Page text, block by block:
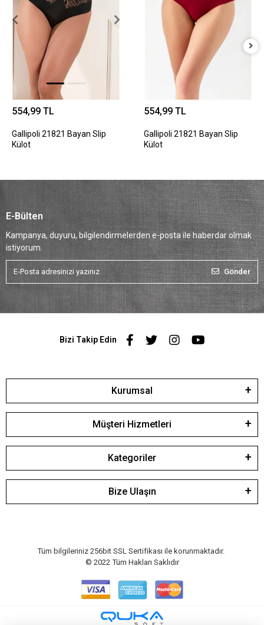
554,99 TL
Gallipoli 21821 Bayan Slip
Külot
554,99 TL
Gallipoli 21821 Bayan Slip
Külot
E-Bülten
Kampanya, duyuru, bilgilendirmelerden e-posta ile haberdar olmak
istiyorum.
Gönder
Bizi Takip Edin
Kurumsal
Müşteri Hizmetleri
Kategoriler
Bize Ulaşın
Tüm bilgileriniz 256bit SSL Sertifikası ile korunmaktadır.
© 2022 Tüm Hakları Saklıdır